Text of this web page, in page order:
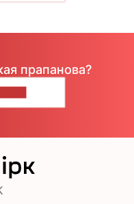
прапанова?